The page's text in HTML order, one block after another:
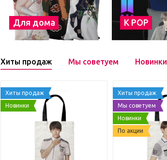
Для дома К POP
Хиты продаж Мы советуем Новинки
Хиты продаж
Новинки
Хиты продаж
Мы советуем
Новинки
По акции